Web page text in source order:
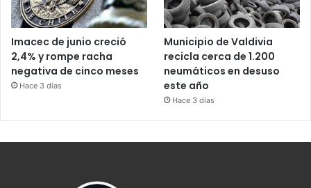
Imacec de junio creció
2,4% y rompe racha
negativa de cinco meses
Hace 3 días
Municipio de Valdivia
recicla cerca de 1.200
neumáticos en desuso
este año
Hace 3 días